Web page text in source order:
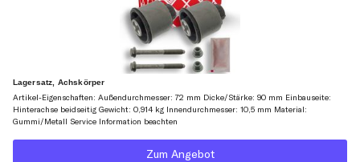
Lagersatz, Achskörper
Artikel-Eigenschaften: Außendurchmesser: 72 mm Dicke/Stärke: 90 mm Einbauseite:
Hinterachse beidseitig Gewicht: 0,914 kg Innendurchmesser: 10,5 mm Material:
Gummi/Metall Service Information beachten
Zum Angebot